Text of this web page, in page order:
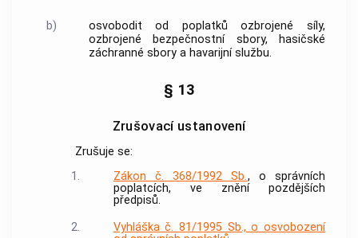
b) osvobodit od poplatků ozbrojené síly,
ozbrojené bezpečnostní sbory, hasičské
záchranné sbory a havarijní službu.
§ 13
Zrušovací ustanovení
Zrušuje se:
1.
Zákon č. 368/1992 Sb., o správních
poplatcích, ve znění pozdějších
předpisů.
2.
Vyhláška č. 81/1995 Sb., o osvobození